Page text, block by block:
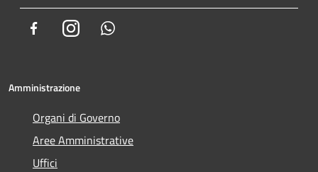
FacebookInstagram
Amministrazione
Organi di Governo
Aree Amministrative
Uffici